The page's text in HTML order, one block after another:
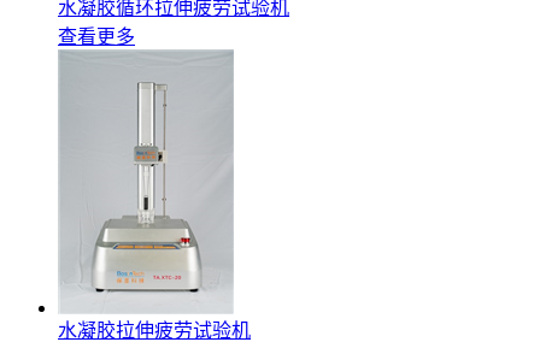
水凝胶循环拉伸疲劳试验机
查看更多
水凝胶拉伸疲劳试验机